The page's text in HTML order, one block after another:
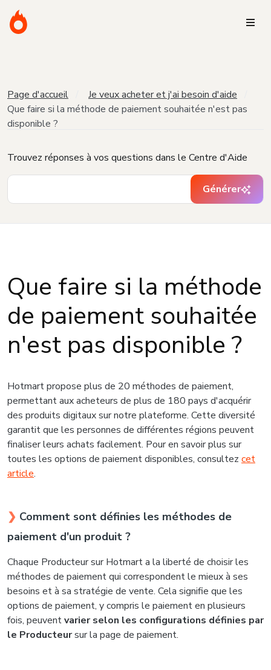
Page d'accueil
Je veux acheter et j'ai besoin d'aide
Que faire si la méthode de paiement souhaitée n'est pas
disponible ?
Trouvez réponses à vos questions dans le Centre d'Aide
Générer
Que faire si la méthode
de paiement souhaitée
n'est pas disponible ?
Hotmart propose plus de 20 méthodes de paiement,
permettant aux acheteurs de plus de 180 pays d'acquérir
des produits digitaux sur notre plateforme. Cette diversité
garantit que les personnes de différentes régions peuvent
finaliser leurs achats facilement. Pour en savoir plus sur
toutes les options de paiement disponibles, consultez cet
article.
❯ Comment sont définies les méthodes de
paiement d'un produit ?
Chaque Producteur sur Hotmart a la liberté de choisir les
méthodes de paiement qui correspondent le mieux à ses
besoins et à sa stratégie de vente. Cela signifie que les
options de paiement, y compris le paiement en plusieurs
fois, peuventvarier selon les configurations définies par
le Producteursur la page de paiement.